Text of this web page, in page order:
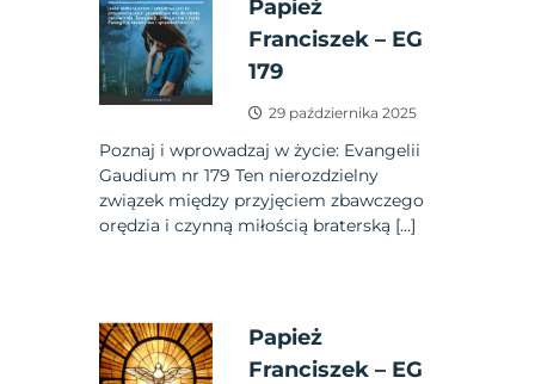
Papież
Franciszek – EG
179
29 października 2025
Poznaj i wprowadzaj w życie: Evangelii
Gaudium nr 179 Ten nierozdzielny
związek między przyjęciem zbawczego
orędzia i czynną miłością braterską […]
Papież
Franciszek – EG